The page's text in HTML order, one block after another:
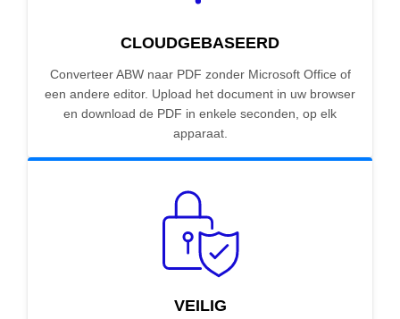
CLOUDGEBASEERD
Converteer ABW naar PDF zonder Microsoft Office of
een andere editor. Upload het document in uw browser
en download de PDF in enkele seconden, op elk
apparaat.
VEILIG